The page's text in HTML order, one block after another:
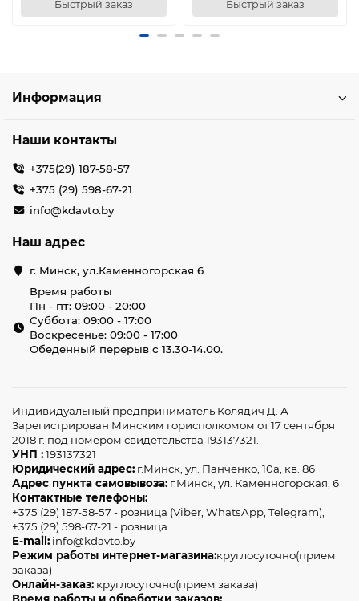
Быстрый заказ Быстрый заказ
Информация
Наши контакты
+375(29) 187-58-57
+375 (29) 598-67-21
info@kdavto.by
Наш адрес
г. Минск, ул.Каменногорская 6
Время работы
Пн - пт: 09:00 - 20:00
Суббота: 09:00 - 17:00
Воскресенье: 09:00 - 17:00
Обеденный перерыв с 13.30-14.00.
Индивидуальный предприниматель Колядич Д. А
Зарегистрирован Минским горисполкомом от 17 сентября
2018 г. под номером свидетельства 193137321.
УНП :193137321
Юридический адрес: г.Минск, ул. Панченко, 10а, кв. 86
Адрес пункта самовывоза: г.Минск, ул. Каменногорская, 6
Контактные телефоны:
+375 (29) 187-58-57 - розница (Viber, WhatsApp, Telegram),
+375 (29) 598-67-21 - розница
E-mail: info@kdavto.by
Режим работы интернет-магазина:круглосуточно(прием
заказа)
Онлайн-заказ: круглосуточно(прием заказа)